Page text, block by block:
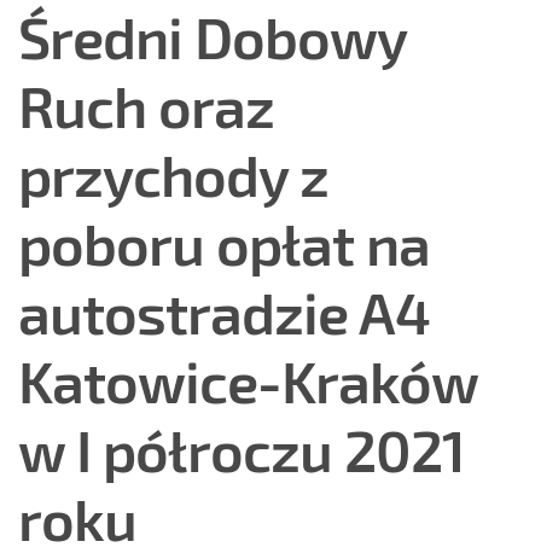
Średni Dobowy
Ruch oraz
przychody z
poboru opłat na
autostradzie A4
Katowice-Kraków
w I półroczu 2021
roku